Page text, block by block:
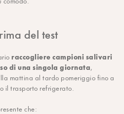
del test
raccogliere campioni salivari
di una singola giornata,
mattina al tardo pomeriggio fino a
il trasporto refrigerato.
che: